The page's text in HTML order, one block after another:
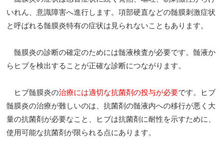
いれん、意識障害へ進行します。項部硬直などの髄膜刺激症状
と呼ばれる髄膜炎特有の症状は見られないこともあります。
髄膜炎の診断の確定のためには髄液検査が必要です。髄液か
らヒブを検出することが正確な診断につながります。
ヒブ髄膜炎の治療には適切な抗菌剤の投与が必要です。ヒブ
髄膜炎の治療が難しいのは、抗菌剤の髄液内への移行が悪く大
量の抗菌剤が必要なこと、ヒブは抗菌剤に耐性を示すために、
使用可能な抗菌剤が限られる点にあります。